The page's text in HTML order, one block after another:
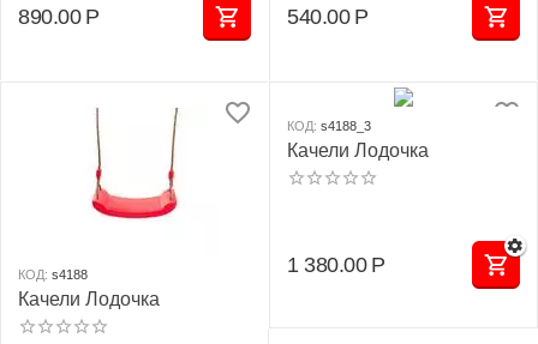
890.00 Р 540.00 Р
КОД: s4188
Качели Лодочка
КОД: s4188_3
Качели Лодочка
1 380.00 Р